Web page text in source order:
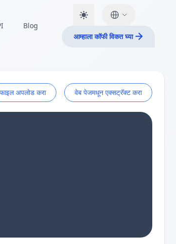
Blog
आम्हाला कॉफी विकत घ्या
फाइल अपलोड करा वेब पेजमधून एक्सट्रॅक्ट करा